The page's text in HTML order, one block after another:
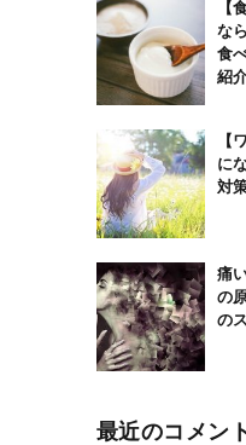
【
な
食
紹
【
に
対
痛
の
の
最近のコメン